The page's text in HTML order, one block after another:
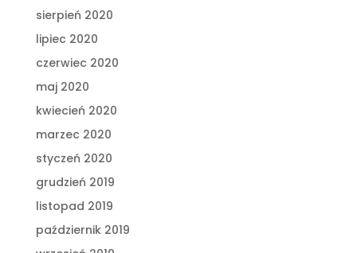
sierpień 2020
lipiec 2020
czerwiec 2020
maj 2020
kwiecień 2020
marzec 2020
styczeń 2020
grudzień 2019
listopad 2019
październik 2019